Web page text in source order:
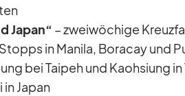
Ja­pan“ – zwei­wö­chige
in Ma­nila, Bora­cay und
bei Tai­peh und Kaoh­si­ung in
in Ja­pan